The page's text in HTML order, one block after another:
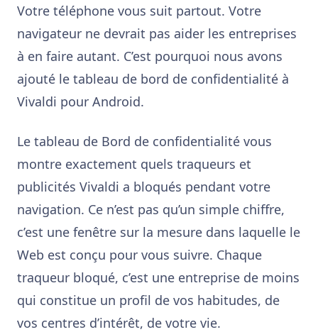
Votre téléphone vous suit partout. Votre
navigateur ne devrait pas aider les entreprises
à en faire autant. C’est pourquoi nous avons
ajouté le tableau de bord de confidentialité à
Vivaldi pour Android.
Le tableau de Bord de confidentialité vous
montre exactement quels traqueurs et
publicités Vivaldi a bloqués pendant votre
navigation. Ce n’est pas qu’un simple chiffre,
c’est une fenêtre sur la mesure dans laquelle le
Web est conçu pour vous suivre. Chaque
traqueur bloqué, c’est une entreprise de moins
qui constitue un profil de vos habitudes, de
vos centres d’intérêt, de votre vie.